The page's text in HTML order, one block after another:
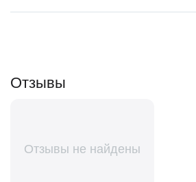
Отзывы
Отзывы не найдены